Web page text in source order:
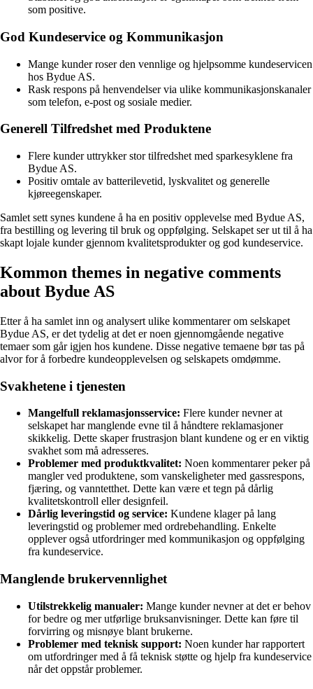
som positive.
God Kundeservice og Kommunikasjon
Mange kunder roser den vennlige og hjelpsomme kundeservicen
hos Bydue AS.
Rask respons på henvendelser via ulike kommunikasjonskanaler
som telefon, e-post og sosiale medier.
Generell Tilfredshet med Produktene
Flere kunder uttrykker stor tilfredshet med sparkesyklene fra
Bydue AS.
Positiv omtale av batterilevetid, lyskvalitet og generelle
kjøreegenskaper.
Samlet sett synes kundene å ha en positiv opplevelse med Bydue AS,
fra bestilling og levering til bruk og oppfølging. Selskapet ser ut til å ha
skapt lojale kunder gjennom kvalitetsprodukter og god kundeservice.
Kommon themes in negative comments
about Bydue AS
Etter å ha samlet inn og analysert ulike kommentarer om selskapet
Bydue AS, er det tydelig at det er noen gjennomgående negative
temaer som går igjen hos kundene. Disse negative temaene bør tas på
alvor for å forbedre kundeopplevelsen og selskapets omdømme.
Svakhetene i tjenesten
Mangelfull reklamasjonsservice: Flere kunder nevner at
selskapet har manglende evne til å håndtere reklamasjoner
skikkelig. Dette skaper frustrasjon blant kundene og er en viktig
svakhet som må adresseres.
Problemer med produktkvalitet: Noen kommentarer peker på
mangler ved produktene, som vanskeligheter med gassrespons,
fjæring, og vanntetthet. Dette kan være et tegn på dårlig
kvalitetskontroll eller designfeil.
Dårlig leveringstid og service: Kundene klager på lang
leveringstid og problemer med ordrebehandling. Enkelte
opplever også utfordringer med kommunikasjon og oppfølging
fra kundeservice.
Manglende brukervennlighet
Utilstrekkelig manualer: Mange kunder nevner at det er behov
for bedre og mer utførlige bruksanvisninger. Dette kan føre til
forvirring og misnøye blant brukerne.
Problemer med teknisk support: Noen kunder har rapportert
om utfordringer med å få teknisk støtte og hjelp fra kundeservice
når det oppstår problemer.